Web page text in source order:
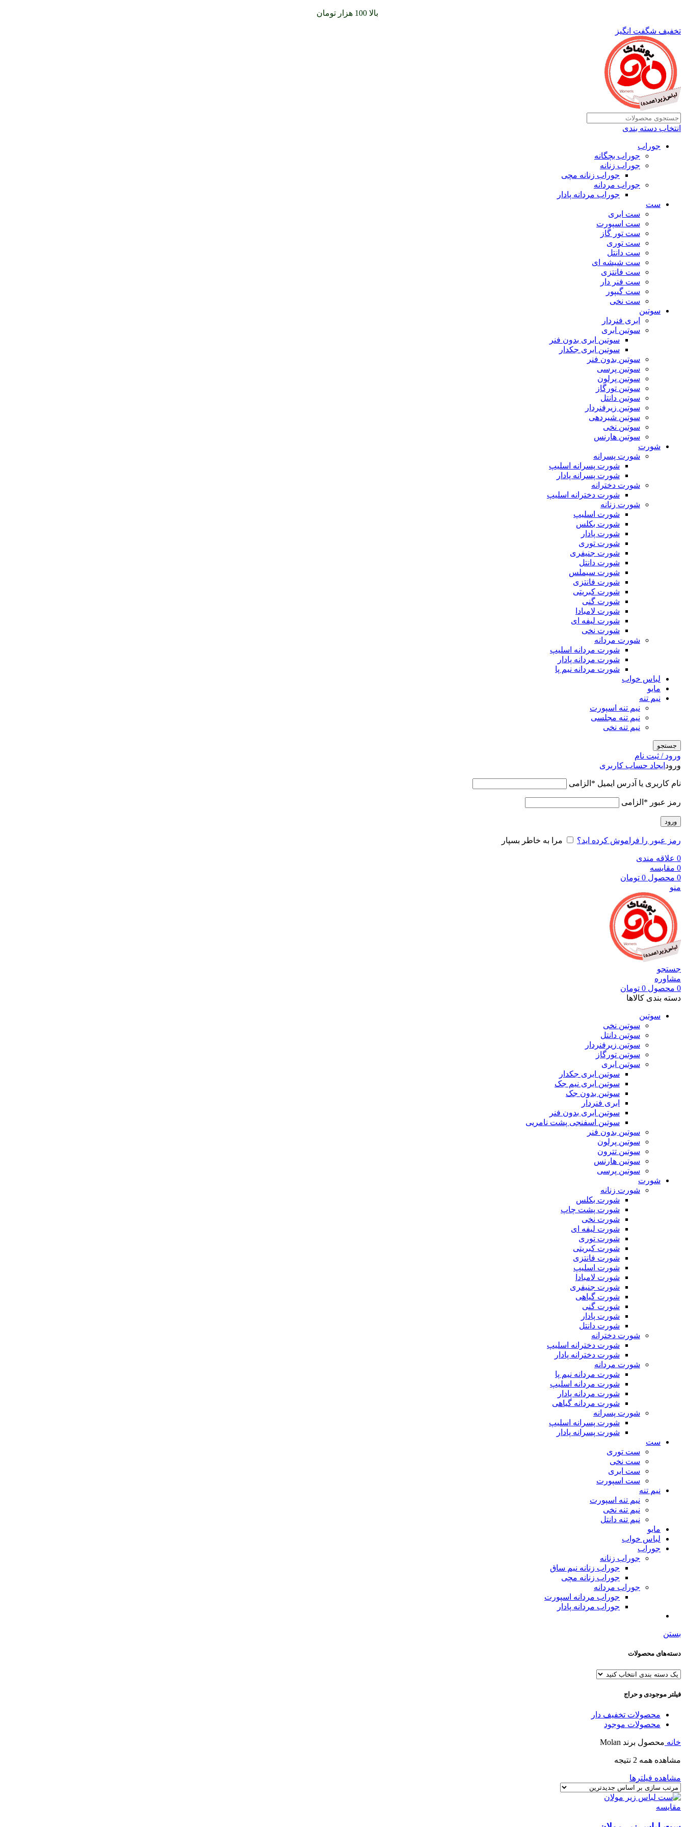
بالا 100 هزار تومان
تخفیف شگفت انگیز
انتخاب دسته بندی
جوراب
جوراب بچگانه
جوراب زنانه
جوراب زنانه مچی
جوراب مردانه
جوراب مردانه پادار
ست
ست ابری
ست اسپورت
ست تور گاز
ست توری
ست دانتل
ست شیشه ای
ست فانتزی
ست فنر دار
ست گیپور
ست نخی
سوتین
ابری فنردار
سوتین ابری
سوتین ابری بدون فنر
سوتین ابری جکدار
سوتین بدون فنر
سوتین پرسی
سوتین پرلون
سوتین تورگاز
سوتین دانتل
سوتین زیرفنردار
سوتین شیردهی
سوتین نخی
سوتین هارنس
شورت
شورت پسرانه
شورت پسرانه اسلیپ
شورت پسرانه پادار
شورت دخترانه
شورت دخترانه اسلیپ
شورت زنانه
شورت اسلیپ
شورت بکلس
شورت پادار
شورت توری
شورت جنیفری
شورت دانتل
شورت سیملس
شورت فانتزی
شورت کبریتی
شورت گنی
شورت لامبادا
شورت لیفه ای
شورت نخی
شورت مردانه
شورت مردانه اسلیپ
شورت مردانه پادار
شورت مردانه نیم پا
لباس خواب
مایو
نیم تنه
نیم تنه اسپورت
نیم تنه مجلسی
نیم تنه نخی
جستجو
ورود / ثبت نام
ورود ایجاد حساب کاربری
نام کاربری یا آدرس ایمیل * الزامی
رمز عبور * الزامی
ورود
رمز عبور را فراموش کرده اید؟ مرا به خاطر بسپار
0 علاقه مندی
0 مقایسه
0 محصول 0 تومان
منو
جستجو
مشاوره
0 محصول 0 تومان
دسته بندی کالاها
سوتین
سوتین نخی
سوتین دانتل
سوتین زیرفنردار
سوتین تورگاز
سوتین ابری
سوتین ابری جکدار
سوتین ابری نیم جک
سوتین بدون جک
ابری فنردار
سوتین ابری بدون فنر
سوتین اسفنجی پشت نامریی
سوتین بدون فنر
سوتین پرلون
سوتین تترون
سوتین هارنس
سوتین پرسی
شورت
شورت زنانه
شورت بکلس
شورت پشت چاپ
شورت نخی
شورت لیفه ای
شورت توری
شورت کبریتی
شورت فانتزی
شورت اسلیپ
شورت لامبادا
شورت جنیفری
شورت گیاهی
شورت گنی
شورت پادار
شورت دانتل
شورت دخترانه
شورت دخترانه اسلیپ
شورت دخترانه پادار
شورت مردانه
شورت مردانه نیم پا
شورت مردانه اسلیپ
شورت مردانه پادار
شورت مردانه گیاهی
شورت پسرانه
شورت پسرانه اسلیپ
شورت پسرانه پادار
ست
ست توری
ست نخی
ست ابری
ست اسپورت
نیم تنه
نیم تنه اسپورت
نیم تنه نخی
نیم تنه دانتل
مایو
لباس خواب
جوراب
جوراب زنانه
جوراب زنانه نیم ساق
جوراب زنانه مچی
جوراب مردانه
جوراب مردانه اسپورت
جوراب مردانه پادار
بستن
دسته‌های محصولات
فیلتر موجودی و حراج
محصولات تخفیف دار
محصولات موجود
خانه محصول برند Molan
مشاهده همه 2 نتیجه
مشاهده فیلترها
مقایسه